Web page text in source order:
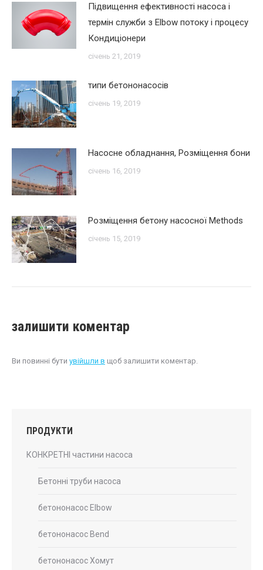
Підвищення ефективності насоса і
термін служби з Elbow потоку і процесу
Кондиціонери
січень 21, 2019
типи бетононасосів
січень 19, 2019
Насосне обладнання, Розміщення бони
січень 16, 2019
Розміщення бетону насосної Methods
січень 15, 2019
залишити коментар
Ви повинні бути увійшли в щоб залишити коментар.
ПРОДУКТИ
КОНКРЕТНІ частини насоса
Бетонні труби насоса
бетононасос Elbow
бетононасос Bend
бетононасос Хомут